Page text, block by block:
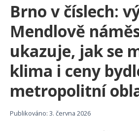
Brno v číslech:
Mendlově
ukazuje, jak se
klima i ceny
metropolitní
Publikováno: 3. června 2026
Výzvy
Projekty
Spolupráce
Kontakty